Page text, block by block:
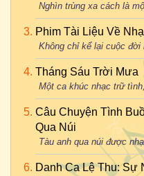
Nghìn trùng xa cách là
Phim Tài Liệu Về
Không chỉ kể lại cuộc đời
Tháng Sáu Trời Mưa
Một ca khúc nhạc trữ
Câu Chuyện Tình
Qua Núi
Tàu anh qua núi được
Danh Ca Lệ Thu: